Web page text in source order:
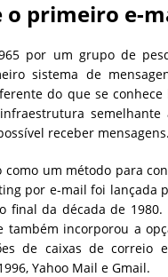
o primeiro e-
por um grupo de
sistema de
do que se conhece
receber mensagens.
como um método para
por e-mail foi lançada
final da década de
também incorporou a
de caixas de correio
Yahoo Mail e Gmail.